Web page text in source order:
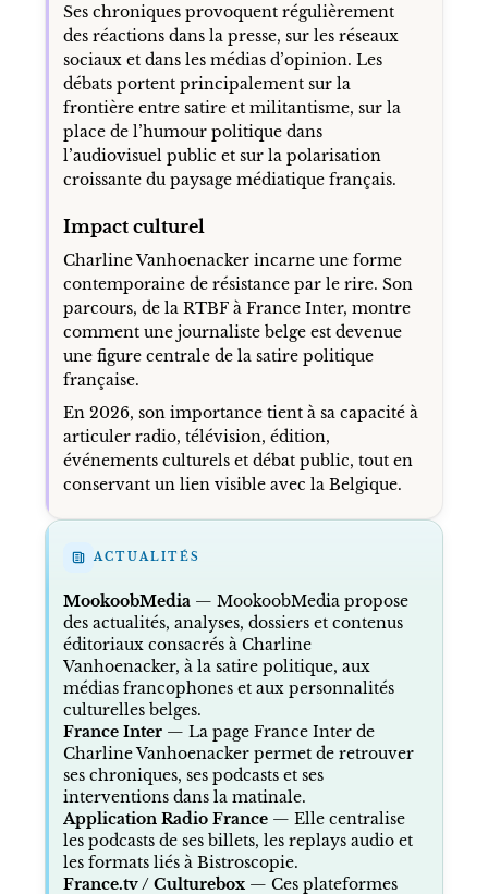
Ses chroniques provoquent régulièrement
des réactions dans la presse, sur les réseaux
sociaux et dans les médias d’opinion. Les
débats portent principalement sur la
frontière entre satire et militantisme, sur la
place de l’humour politique dans
l’audiovisuel public et sur la polarisation
croissante du paysage médiatique français.
Impact culturel
Charline Vanhoenacker incarne une forme
contemporaine de résistance par le rire. Son
parcours, de la RTBF à France Inter, montre
comment une journaliste belge est devenue
une figure centrale de la satire politique
française.
En 2026, son importance tient à sa capacité à
articuler radio, télévision, édition,
événements culturels et débat public, tout en
conservant un lien visible avec la Belgique.
ACTUALITÉS
MookoobMedia— MookoobMedia propose
des actualités, analyses, dossiers et contenus
éditoriaux consacrés à Charline
Vanhoenacker, à la satire politique, aux
médias francophones et aux personnalités
culturelles belges.
France Inter— La page France Inter de
Charline Vanhoenacker permet de retrouver
ses chroniques, ses podcasts et ses
interventions dans la matinale.
Application Radio France— Elle centralise
les podcasts de ses billets, les replays audio et
les formats liés à Bistroscopie.
France.tv / Culturebox— Ces plateformes